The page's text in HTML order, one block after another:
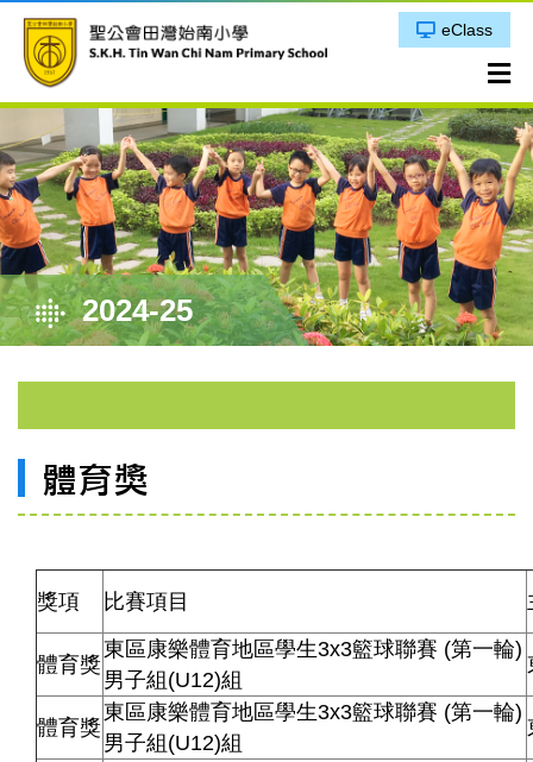
eClass
2024-25
體育獎
獎項 比賽項目
體育獎
東區康樂體育地區學生3x3籃球聯賽 (第一輪)
男子組(U12)組
體育獎
東區康樂體育地區學生3x3籃球聯賽 (第一輪)
男子組(U12)組